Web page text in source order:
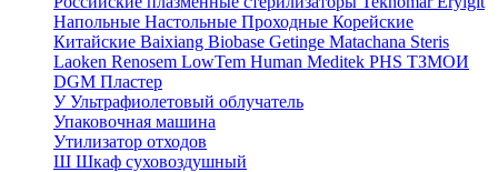
Напольные Настольные Проходные Корейские
Китайские Baixiang Biobase Getinge Matachana Steris
Laoken Renosem LowTem Human Meditek PHS ТЗМОИ
DGM Пластер
УУльтрафиолетовый облучатель
Упаковочная машина
Утилизатор отходов
Ш Шкаф суховоздушный